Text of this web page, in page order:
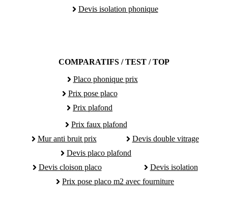
Devis isolation phonique
COMPARATIFS / TEST / TOP
Placo phonique prix
Prix pose placo
Prix plafond
Prix faux plafond
Mur anti bruit prix
Devis double vitrage
Devis placo plafond
Devis cloison placo
Devis isolation
Prix pose placo m2 avec fourniture